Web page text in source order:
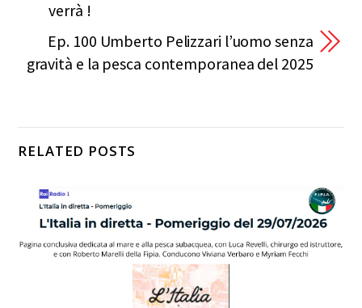
verrà !
Ep. 100 Umberto Pelizzari l’uomo senza
gravità e la pesca contemporanea del 2025
RELATED POSTS